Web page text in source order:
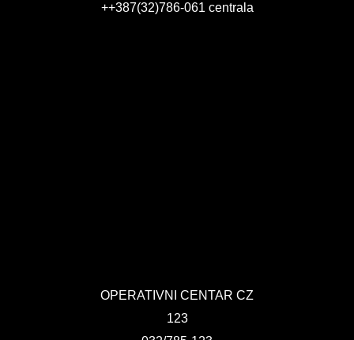
++387(32)786-061 centrala
OPERATIVNI CENTAR CZ
123